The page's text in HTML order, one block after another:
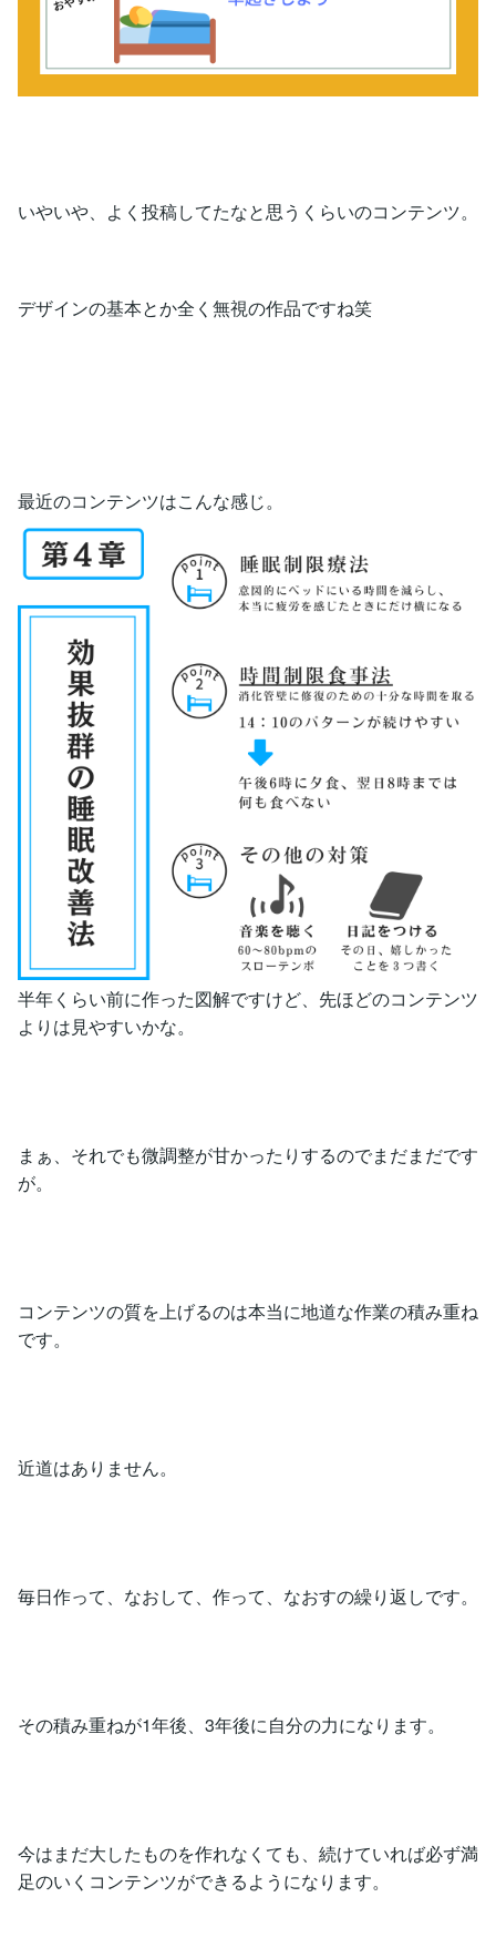
いやいや、よく投稿してたなと思うくらいのコンテンツ。
デザインの基本とか全く無視の作品ですね笑
最近のコンテンツはこんな感じ。
半年くらい前に作った図解ですけど、先ほどのコンテンツ
よりは見やすいかな。
まぁ、それでも微調整が甘かったりするのでまだまだです
が。
コンテンツの質を上げるのは本当に地道な作業の積み重ね
です。
近道はありません。
毎日作って、なおして、作って、なおすの繰り返しです。
その積み重ねが1年後、3年後に自分の力になります。
今はまだ大したものを作れなくても、続けていれば必ず満
足のいくコンテンツができるようになります。